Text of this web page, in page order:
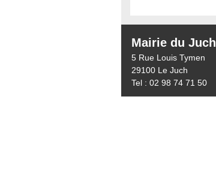
Mairie du Juch
5 Rue Louis Tymen
29100 Le Juch
Tel : 02 98 74 71 50